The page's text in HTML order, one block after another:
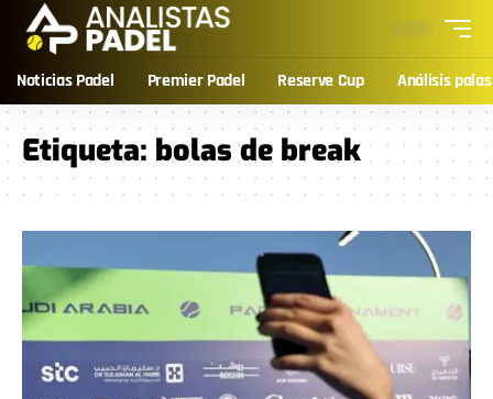
Noticias Padel Premier Padel Reserve Cup Análisis palas
Etiqueta: bolas de break